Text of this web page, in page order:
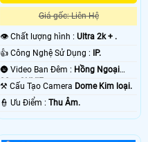
Giá gốc: Liên Hệ
👁 Chất lượng hình :Ultra 2k + .
👍 Công Nghệ Sử Dụng :
IP.
🌚 Video Ban Đêm : Hồng Ngoại
30m ONVIF.
⚒ Cấu Tạo Camera Dome Kim loại.
️👮 Ưu Điểm :Thu Âm.